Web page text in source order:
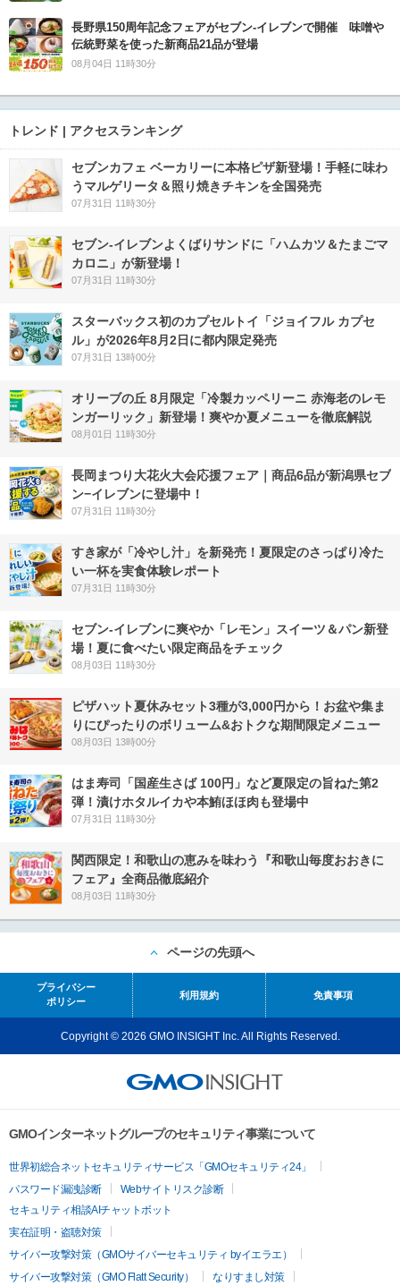
長野県150周年記念フェアがセブン-イレブンで開催 味噌や
伝統野菜を使った新商品21品が登場
08月04日 11時30分
トレンド | アクセスランキング
セブンカフェ ベーカリーに本格ピザ新登場！手軽に味わ
うマルゲリータ＆照り焼きチキンを全国発売
07月31日 11時30分
セブン‐イレブンよくばりサンドに「ハムカツ＆たまごマ
カロニ」が新登場！
07月31日 11時30分
スターバックス初のカプセルトイ「ジョイフル カプセ
ル」が2026年8月2日に都内限定発売
07月31日 13時00分
オリーブの丘 8月限定「冷製カッペリーニ 赤海老のレモ
ンガーリック」新登場！爽やか夏メニューを徹底解説
08月01日 11時30分
長岡まつり大花火大会応援フェア｜商品6品が新潟県セブ
ン−イレブンに登場中！
07月31日 11時30分
すき家が「冷やし汁」を新発売！夏限定のさっぱり冷た
い一杯を実食体験レポート
07月31日 11時30分
セブン‐イレブンに爽やか「レモン」スイーツ＆パン新登
場！夏に食べたい限定商品をチェック
08月03日 11時30分
ピザハット夏休みセット3種が3,000円から！お盆や集ま
りにぴったりのボリューム&おトクな期間限定メニュー
08月03日 13時00分
はま寿司「国産生さば 100円」など夏限定の旨ねた第2
弾！漬けホタルイカや本鮪ほほ肉も登場中
07月31日 11時30分
関西限定！和歌山の恵みを味わう『和歌山毎度おおきに
フェア』全商品徹底紹介
08月03日 11時30分
ページの先頭へ
プライバシー
ポリシー
利用規約 免責事項
Copyright © 2026 GMO INSIGHT Inc. All Rights Reserved.
GMOインターネットグループのセキュリティ事業について
世界初総合ネットセキュリティサービス「GMOセキュリティ24」
パスワード漏洩診断
Webサイトリスク診断
セキュリティ相談AIチャットボット
実在証明・盗聴対策
サイバー攻撃対策（GMOサイバーセキュリティ byイエラエ）
サイバー攻撃対策（GMO Flatt Security）
なりすまし対策